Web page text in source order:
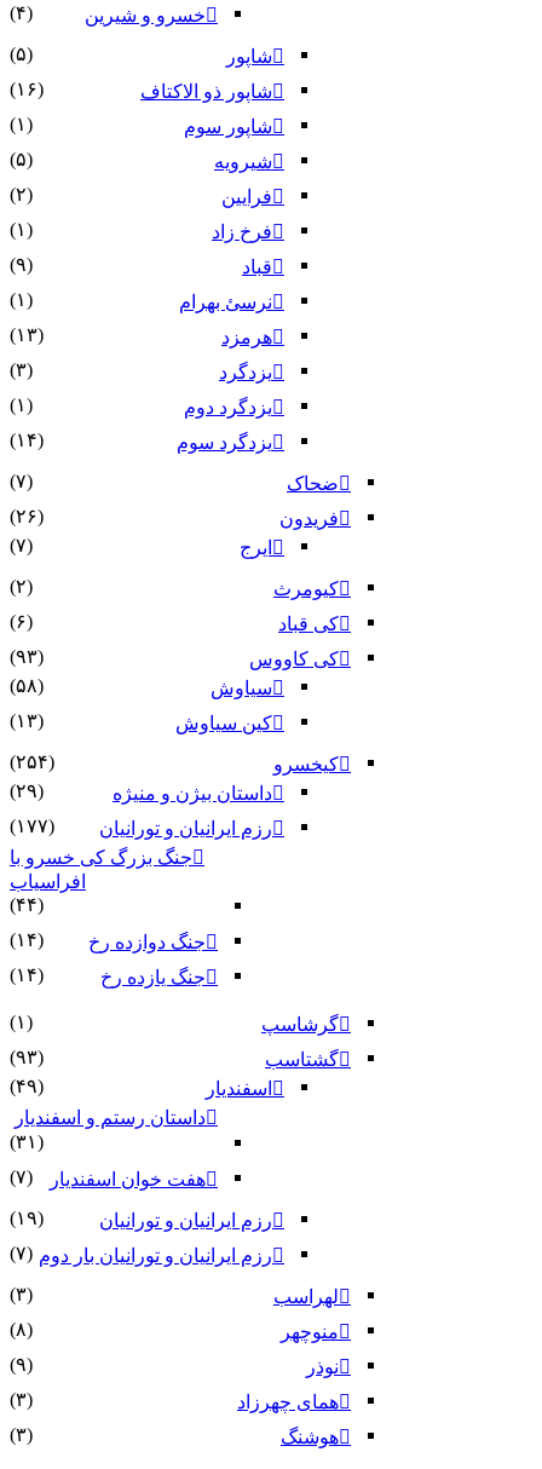
خسرو و شیرین
(۴)
شاپور
(۵)
شاپور ذو الاکتاف
(۱۶)
شاپور سوم‏
(۱)
شیرویه
(۵)
فرایین
(۲)
فرخ زاد
(۱)
قباد
(۹)
نرسئ بهرام‏
(۱)
هرمزد
(۱۳)
یزدگرد
(۳)
یزدگرد دوم
(۱)
یزدگرد سوم
(۱۴)
ضحاک
(۷)
فریدون
(۲۶)
ایرج
(۷)
کیومرث
(۲)
کی قباد
(۶)
کی کاووس
(۹۳)
سیاوش
(۵۸)
کین سیاوش
(۱۳)
کیخسرو
(۲۵۴)
داستان بیژن و منیژه
(۲۹)
رزم ایرانیان و تورانیان
(۱۷۷)
جنگ بزرگ کی خسرو با
افراسیاب
(۴۴)
جنگ دوازده رخ
(۱۴)
جنگ یازده رخ
(۱۴)
گرشاسپ
(۱)
گشتاسب
(۹۳)
اسفندیار
(۴۹)
داستان رستم و اسفندیار
(۳۱)
هفت خوان اسفندیار
(۷)
رزم ایرانیان و تورانیان
(۱۹)
رزم ایرانیان و تورانیان بار دوم (۷)
لهراسب
(۳)
منوچهر
(۸)
نوذر
(۹)
هماى چهرزاد
(۳)
هوشنگ
(۳)